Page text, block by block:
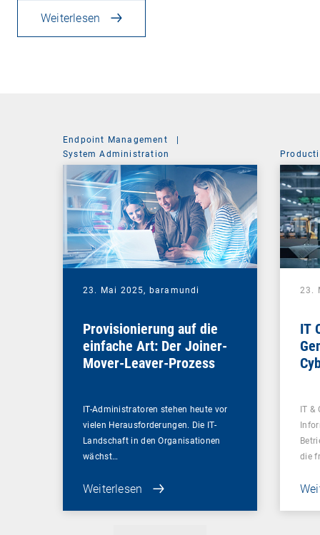
Weiterlesen
Endpoint Management
System Administration
23. Mai 2025, baramundi
Provisionierung auf die
einfache Art: Der Joiner-
Mover-Leaver-Prozess
IT-Administratoren stehen heute vor
vielen Herausforderungen. Die IT-
Landschaft in den Organisationen
wächst…
Weiterlesen
23.
IT
IT &
die